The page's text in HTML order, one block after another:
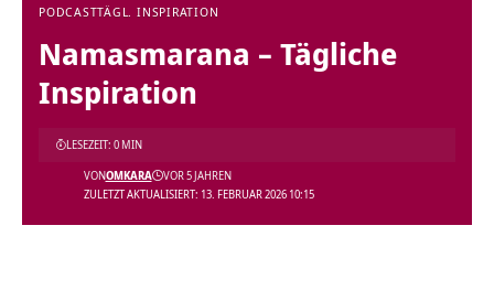
PODCASTTÄGL. INSPIRATION
Namasmarana – Tägliche
Inspiration
ZULETZT AKTUALISIERT: 13. FEBRUAR 2026 10:15
VONOMKARA VOR 5 JAHREN
LESEZEIT: 0 MIN